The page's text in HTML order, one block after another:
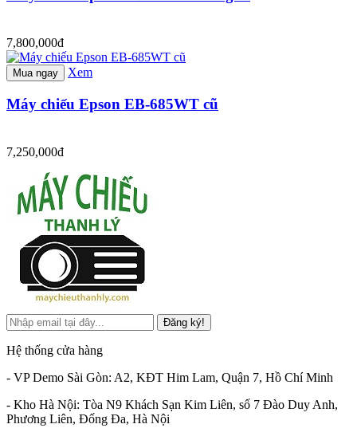
7,800,000đ
Mua ngay Xem
Máy chiếu Epson EB-685WT cũ
7,250,000đ
Đăng ký!
Hệ thống cửa hàng
- VP Demo Sài Gòn: A2, KĐT Him Lam, Quận 7, Hồ Chí Minh
- Kho Hà Nội: Tòa N9 Khách Sạn Kim Liên, số 7 Đào Duy Anh,
Phương Liên, Đống Đa, Hà Nội